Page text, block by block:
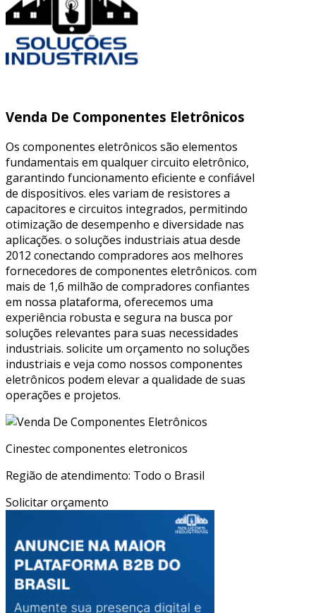
Venda De Componentes Eletrônicos
Os componentes eletrônicos são elementos
fundamentais em qualquer circuito eletrônico,
garantindo funcionamento eficiente e confiável
de dispositivos. eles variam de resistores a
capacitores e circuitos integrados, permitindo
otimização de desempenho e diversidade nas
aplicações. o soluções industriais atua desde
2012 conectando compradores aos melhores
fornecedores de componentes eletrônicos. com
mais de 1,6 milhão de compradores confiantes
em nossa plataforma, oferecemos uma
experiência robusta e segura na busca por
soluções relevantes para suas necessidades
industriais. solicite um orçamento no soluções
industriais e veja como nossos componentes
eletrônicos podem elevar a qualidade de suas
operações e projetos.
Cinestec componentes eletronicos
Região de atendimento: Todo o Brasil
Solicitar orçamento